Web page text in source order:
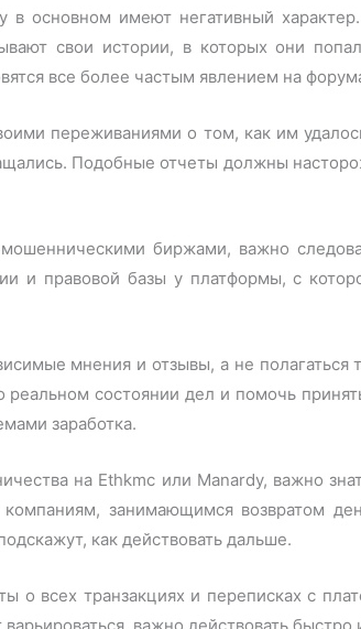
основном имеют негативный
свои истории, в которых они
все более частым явлением на
переживаниями о том, как им
Подобные отчеты должны
биржами, важно
и правовой базы у платформы, с
мнения и отзывы, а не
реальном состоянии дел и помочь
заработка.
на Ethkmc или Manardy, важно
занимающимся возвратом
как действовать дальше.
о всех транзакциях и переписках с